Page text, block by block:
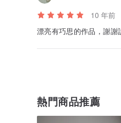
10 年前
漂亮有巧思的作品，謝謝
熱門商品推薦